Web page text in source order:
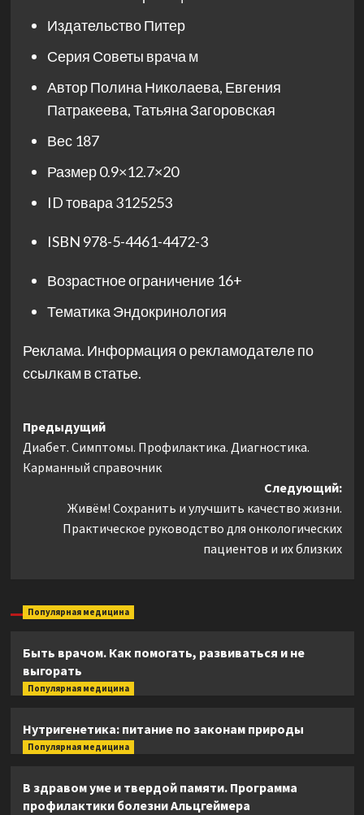
ИздательствоПитер
Серия Советы врача м
АвторПолина Николаева, Евгения
Патракеева, Татьяна Загоровская
Вес 187
Размер0.9×12.7×20
ID товара 3125253
ISBN 978-5-4461-4472-3
Возрастное ограничение 16+
Тематика Эндокринология
Реклама. Информация о рекламодателе по
ссылкам в статье.
Навигация
записи
Предыдущий
Диабет. Симптомы. Профилактика. Диагностика.
Карманный справочник
Следующий:
Живём! Сохранить и улучшить качество жизни.
Практическое руководство для онкологических
пациентов и их близких
Популярная медицина
Быть врачом. Как помогать, развиваться и не
выгорать
Популярная медицина
Нутригенетика: питание по законам природы
Популярная медицина
В здравом уме и твердой памяти. Программа
профилактики болезни Альцгеймера